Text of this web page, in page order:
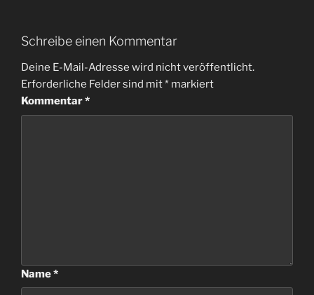
Schreibe einen Kommentar
Deine E-Mail-Adresse wird nicht veröffentlicht.
Erforderliche Felder sind mit* markiert
Kommentar*
Name*